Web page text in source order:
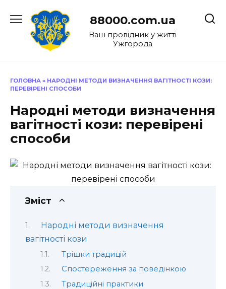
до
88000.com.ua
Ваш провідник у житті
Ужгорода
ГОЛОВНА » НАРОДНІ МЕТОДИ ВИЗНАЧЕННЯ ВАГІТНОСТІ КОЗИ:
ПЕРЕВІРЕНІ СПОСОБИ
Народні методи визначення
вагітності кози: перевірені
способи
Зміст
Народні методи визначення
вагітності кози
Трішки традицій
Спостереження за поведінкою
Традиційні практики